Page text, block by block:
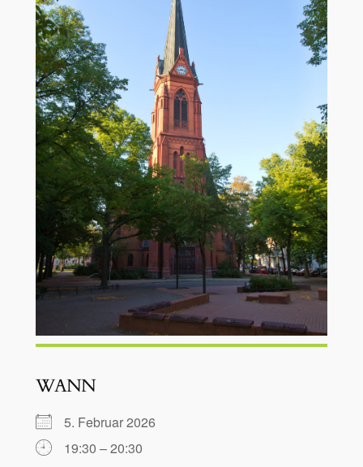
WANN
5. Februar 2026
19:30 – 20:30